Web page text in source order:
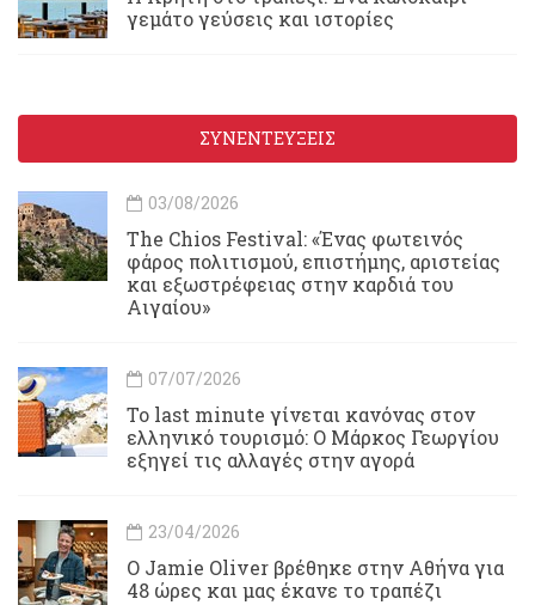
γεμάτο γεύσεις και ιστορίες
ΣΥΝΕΝΤΕΥΞΕΙΣ
03/08/2026
Τhe Chios Festival: «Ένας φωτεινός
φάρος πολιτισμού, επιστήμης, αριστείας
και εξωστρέφειας στην καρδιά του
Αιγαίου»
07/07/2026
Το last minute γίνεται κανόνας στον
ελληνικό τουρισμό: Ο Μάρκος Γεωργίου
εξηγεί τις αλλαγές στην αγορά
23/04/2026
Ο Jamie Oliver βρέθηκε στην Αθήνα για
48 ώρες και μας έκανε το τραπέζι